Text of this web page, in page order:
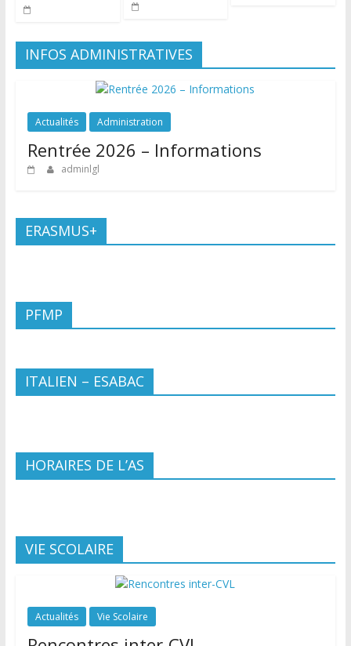
INFOS ADMINISTRATIVES
Actualités Administration
Rentrée 2026 – Informations
adminlgl
ERASMUS+
PFMP
ITALIEN – ESABAC
HORAIRES DE L’AS
VIE SCOLAIRE
Actualités Vie Scolaire